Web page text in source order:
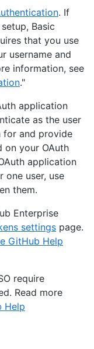
. If
Basic
that you use
username and
information, see
."
application
as the user
for and provide
on your OAuth
application
one user, use
them.
Enterprise
settings page.
GitHub Help
require
Read more
Help